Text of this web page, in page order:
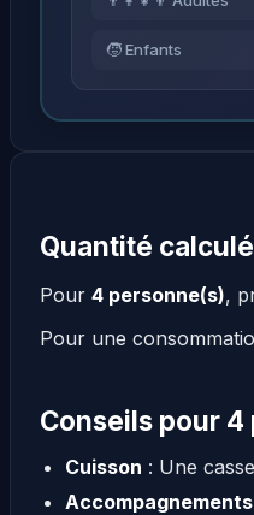
🧒 Enfants
Quantité
Pour 4 personne(s),
Pour une
Conseils pour
Cuisson : Une
Accompagnements